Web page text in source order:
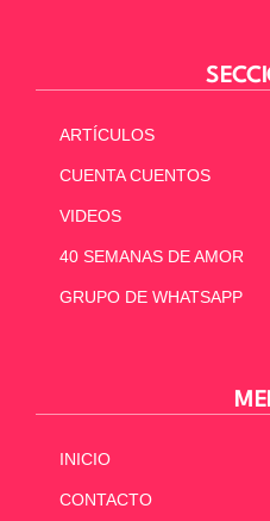
ARTÍCULOS
CUENTA CUENTOS
VIDEOS
40 SEMANAS DE AMOR
GRUPO DE WHATSAPP
INICIO
CONTACTO